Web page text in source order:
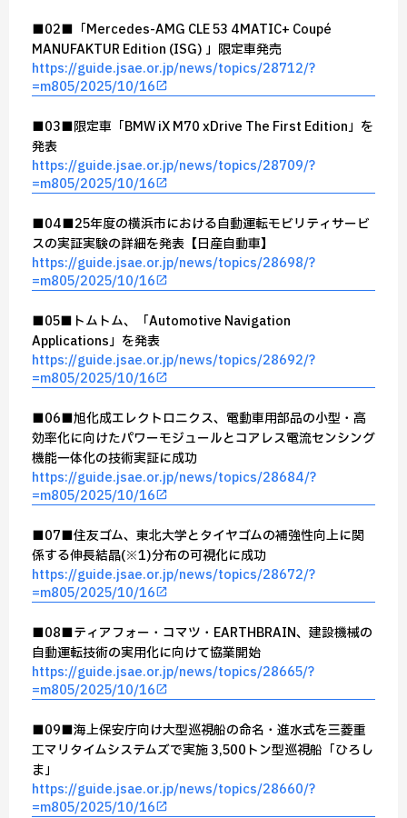
■02■「Mercedes-AMG CLE 53 4MATIC+ Coupé
MANUFAKTUR Edition (ISG) 」限定車発売
https://guide.jsae.or.jp/news/topics/28712/?
=m805/2025/10/16
■03■限定車「BMW iX M70 xDrive The First Edition」を
発表
https://guide.jsae.or.jp/news/topics/28709/?
=m805/2025/10/16
■04■25年度の横浜市における自動運転モビリティサービ
スの実証実験の詳細を発表【日産自動車】
https://guide.jsae.or.jp/news/topics/28698/?
=m805/2025/10/16
■05■トムトム、「Automotive Navigation
Applications」を発表
https://guide.jsae.or.jp/news/topics/28692/?
=m805/2025/10/16
■06■旭化成エレクトロニクス、電動車用部品の小型・高
効率化に向けたパワーモジュールとコアレス電流センシング
機能一体化の技術実証に成功
https://guide.jsae.or.jp/news/topics/28684/?
=m805/2025/10/16
■07■住友ゴム、東北大学とタイヤゴムの補強性向上に関
係する伸長結晶(※1)分布の可視化に成功
https://guide.jsae.or.jp/news/topics/28672/?
=m805/2025/10/16
■08■ティアフォー・コマツ・EARTHBRAIN、建設機械の
自動運転技術の実用化に向けて協業開始
https://guide.jsae.or.jp/news/topics/28665/?
=m805/2025/10/16
■09■海上保安庁向け大型巡視船の命名・進水式を三菱重
工マリタイムシステムズで実施 3,500トン型巡視船「ひろし
ま」
https://guide.jsae.or.jp/news/topics/28660/?
=m805/2025/10/16